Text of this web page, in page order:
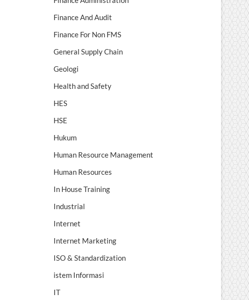
Finance And Audit
Finance For Non FMS
General Supply Chain
Geologi
Health and Safety
HES
HSE
Hukum
Human Resource Management
Human Resources
In House Training
Industrial
Internet
Internet Marketing
ISO & Standardization
istem Informasi
IT